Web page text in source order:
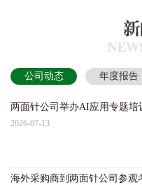
公司动态 年度报告
两面针公司举办AI应用专题培
2026-07-13
海外采购商到两面针公司参观